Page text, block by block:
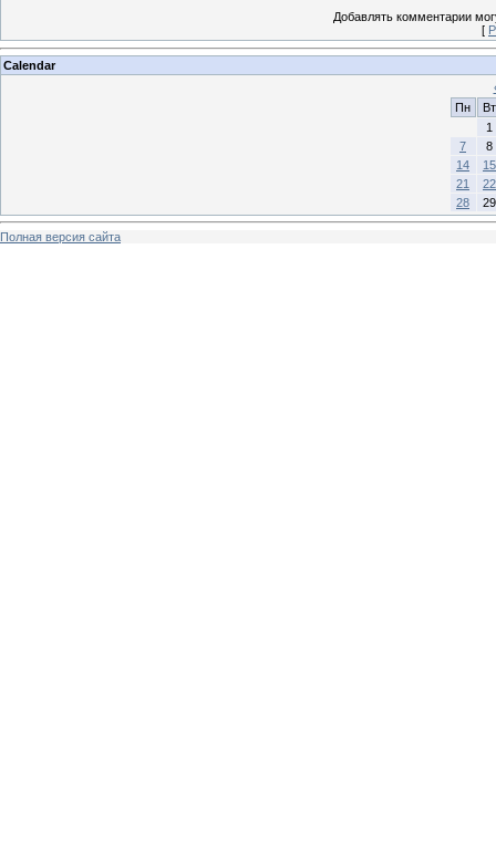
Добавлять комментарии
[
Calendar
Пн
Вт
1
7
8
14
15
21
22
28
29
Полная версия сайта